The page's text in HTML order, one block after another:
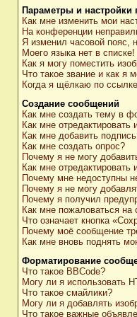
Параметры и настройки
Как мне изменить мои
На конференции
Я изменил часовой пояс,
Моего языка нет в списке!
Как я могу поместить
Что такое звание и как я
Когда я щёлкаю по
Создание сообщений
Как мне создать тему в
Как мне
Как мне добавить
Как мне создать опрос?
Почему я не могу
Как мне отредактировать
Почему мне недоступны
Почему я не могу
Почему я получил
Как мне пожаловаться
Что означает кнопка
Почему моё сообщение
Как мне вновь поднять
Форматирование
Что такое BBCode?
Могу ли я использовать
Что такое смайлики?
Могу ли я добавлять
Что такое важные